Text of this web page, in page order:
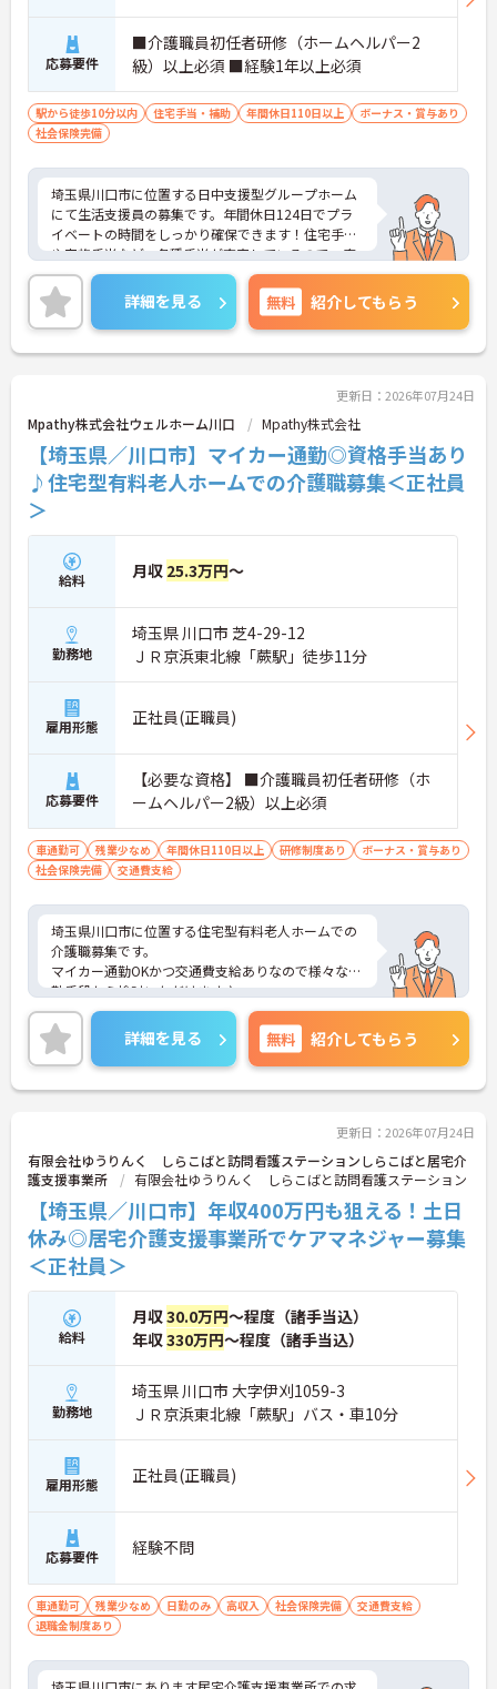
【充実したフォローアップ体制と資格取得支援で、
着実にキャリアを積んでいけます】
・経験や年齢に関係なくOJT制度で先輩スタッフか
をその場で解消できます。
・定期的な面談やフォロー研修に加えて各種資格の
取得支援制度も活用できることで、介護の専門性を
【業績や日々の努力を多角的に評価する「特別報酬
制度」で、収入アップが期待できます】
・賞与とは別に、円滑な施設運営への協力やチーム
ワークなどの貢献度合いを評価して特別報酬を支給
する独自の仕組みがあります。
・一人ひとりの頑張りが目に見える形でしっかりと
還元されるため、高いモチベーションを維持しなが
・残業は月平均10時間程度、年間17日間のリフレッ
シュ休暇や産前産後・育児休暇など多様な休暇制度
を利用して私生活を大切にできます。
・65歳の定年後も70歳まで勤務可能な再雇用制度や
【身だしなみの自由度が高く、自分らしいスタイル
を尊重しながら活躍できる環境です】
のもと、清潔感と節度を保つことで髪色やネイルな
どが原則自由とされています。
・自分らしさを維持しながら働ける柔軟な社内規定
が整っているため、型にとらわれずストレスの少な
い状態でご活躍いただけます。
応募要件
■介護職員初任者研修（ホームヘルパー2
級）以上必須 ■経験1年以上必須
駅から徒歩10分以内 住宅手当・補助 年間休日110日以上
ボーナス・賞与あり
社会保険完備
埼玉県川口市に位置する日中支援型グループホーム
にて生活支援員の募集です。年間休日124日でプラ
イベートの時間をしっかり確保できます！住宅手当
や家族手当など、各種手当が充実しているので、安
心して働きやすい環境が整っています♪お持ちの業
務経験や資格をぜひ職場で活かしてみませんか？
詳細を見る 無料 紹介してもらう
更新日：2026年07月24日
Mpathy株式会社ウェルホーム川口 Mpathy株式会社
【埼玉県／川口市】マイカー通勤◎資格手当あり
♪住宅型有料老人ホームでの介護職募集＜正社員
＞
給料 月収 25.3万円～
勤務地
埼玉県 川口市 芝4-29-12
ＪＲ京浜東北線「蕨駅」徒歩11分
雇用形態 正社員(正職員)
応募要件
【必要な資格】 ■介護職員初任者研修（ホ
ームヘルパー2級）以上必須
車通勤可 残業少なめ 年間休日110日以上 研修制度あり
ボーナス・賞与あり
社会保険完備
交通費支給
埼玉県川口市に位置する住宅型有料老人ホームでの
介護職募集です。
マイカー通勤OKかつ交通費支給ありなので様々な通
勤手段から検討いただけます♪
ご興味のある方はご面接のポイントお伝えしますの
でご気軽にお問合せください。
詳細を見る 無料 紹介してもらう
更新日：2026年07月24日
有限会社ゆうりんく しらこばと訪問看護ステーションしらこばと居宅介
護支援事業所
有限会社ゆうりんく しらこばと訪問看護ステーション
【埼玉県／川口市】年収400万円も狙える！土日
休み◎居宅介護支援事業所でケアマネジャー募集
＜正社員＞
給料
月収30.0万円～程度（諸手当込）
年収330万円～程度（諸手当込）
勤務地
埼玉県 川口市 大字伊刈1059-3
ＪＲ京浜東北線「蕨駅」バス・車10分
雇用形態 正社員(正職員)
応募要件 経験不問
車通勤可 残業少なめ 日勤のみ 高収入 社会保険完備
交通費支給
退職金制度あり